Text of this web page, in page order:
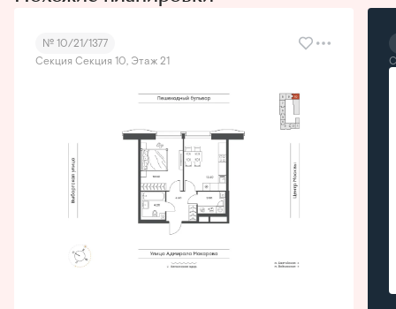
№ 10/21/1377
Секция Секция 10, Этаж 21